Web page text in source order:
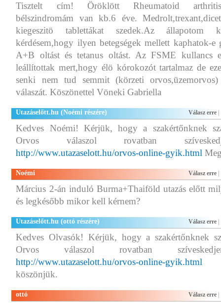
Tisztelt cím! Öröklött Rheumatoid
bélszindromám van kb.6 éve.
kiegeszitö tablettákat szedek.Az
kérdésem,hogy ilyen betegségek mellett kaphatok-e
A+B oltást és tetanus oltást. Az FSME kullancs
leállítottak mert,hogy élö kórokozót tartalmaz de
senki nem tud semmit (körzeti
válaszát. Köszönettel Vöneki Gabriella
Utazáselőtt.hu (Noémi részére) Válasz erre
Kedves Noémi! Kérjük, hogy a szakértőnknek
Orvos válaszol rovatban
http://www.utazaselott.hu/orvos-online-gyik.html
Noémi Válasz erre
Március 2-án induló Burma+Thaiföld utazás előtt
és legkésőbb mikor kell kérnem?
Utazáselőtt.hu (ottó részére) Válasz erre
Kedves Olvasók! Kérjük, hogy a szakértőnknek
Orvos válaszol rovatban
http://www.utazaselott.hu/orvos-online-gyik.html
köszönjük.
ottó Válasz erre